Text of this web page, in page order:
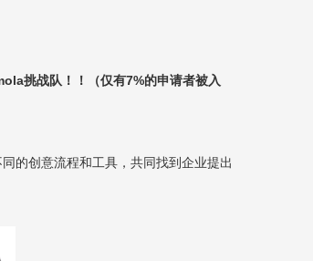
挑战队！！（仅有7%的申请者被入
的创意流程和工具，共同找到企业提出